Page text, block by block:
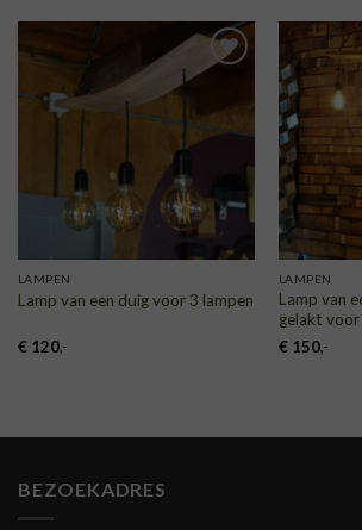
TOEVOEGEN
LAMPEN
Lamp van een duig voor 3 lampen
€120,-
LAMPEN
Lamp van
gelakt voor
€150,-
BEZOEKADRES